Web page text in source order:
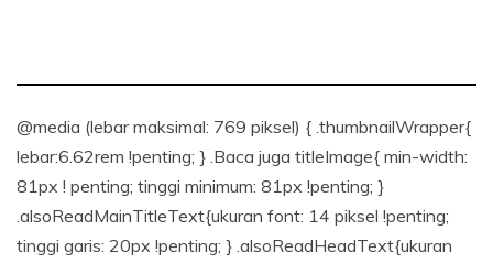
@media (lebar maksimal: 769 piksel) { .thumbnailWrapper{
lebar:6.62rem !penting; } .Baca juga titleImage{ min-width:
81px ! penting; tinggi minimum: 81px !penting; }
.alsoReadMainTitleText{ukuran font: 14 piksel !penting;
tinggi garis: 20px !penting; } .alsoReadHeadText{ukuran